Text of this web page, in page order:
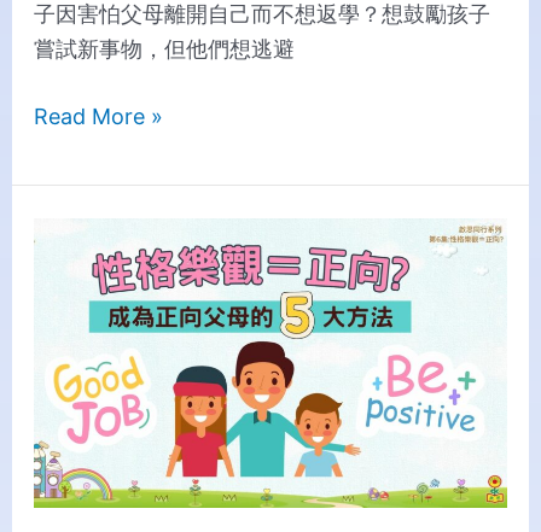
子因害怕父母離開自己而不想返學？想鼓勵孩子
嘗試新事物，但他們想逃避
Read More »
【Creative
Parenting
Series】
Episode
Are
Positivity
and
Optimism